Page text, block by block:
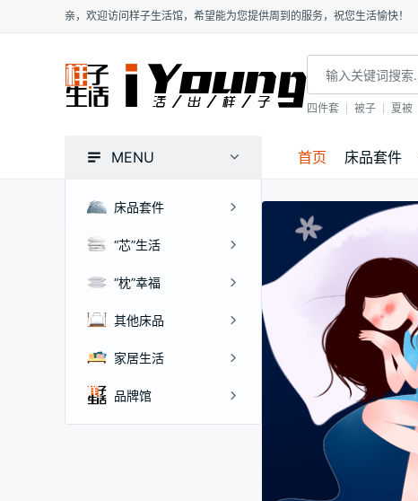
亲，欢迎访问样子生活馆，希望能为您提供周到的服务，祝您生活愉快！
四件套 被子 夏被
MENU
床品套件
“芯”生活
“枕”幸福
其他床品
家居生活
品牌馆
首页 床品套件